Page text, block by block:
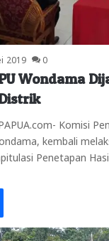
2019 0
Wondama
Komisi
kembali
Penetapan